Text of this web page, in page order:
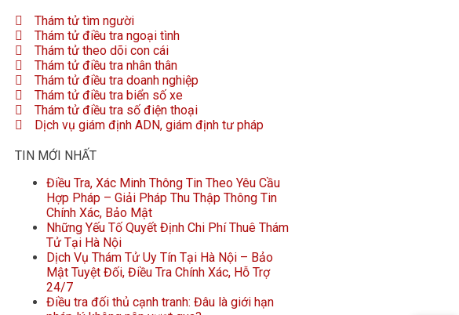
Thám tử tìm người
Thám tử điều tra ngoại tình
Thám tử theo dõi con cái
Thám tử điều tra nhân thân
Thám tử điều tra doanh nghiệp
Thám tử điều tra biển số xe
Thám tử điều tra số điện thoại
Dịch vụ giám định ADN, giám định tư pháp
TIN MỚI NHẤT
Điều Tra, Xác Minh Thông Tin Theo Yêu Cầu
Hợp Pháp – Giải Pháp Thu Thập Thông Tin
Chính Xác, Bảo Mật
Những Yếu Tố Quyết Định Chi Phí Thuê Thám
Tử Tại Hà Nội
Dịch Vụ Thám Tử Uy Tín Tại Hà Nội – Bảo
Mật Tuyệt Đối, Điều Tra Chính Xác, Hỗ Trợ
24/7
Điều tra đối thủ cạnh tranh: Đâu là giới hạn